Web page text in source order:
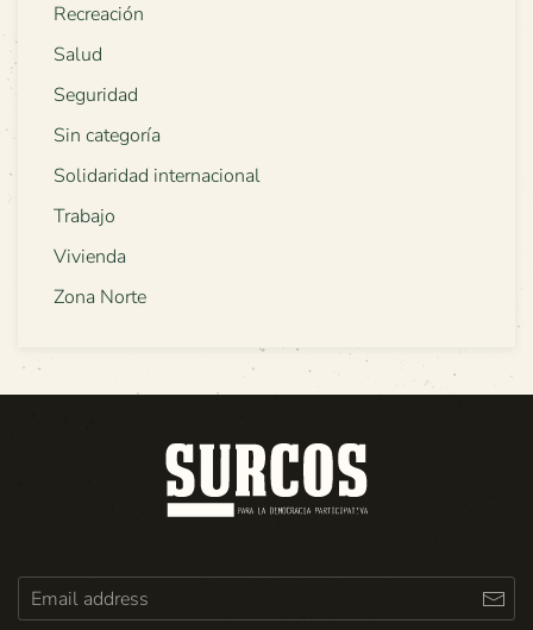
Recreación
Salud
Seguridad
Sin categoría
Solidaridad internacional
Trabajo
Vivienda
Zona Norte